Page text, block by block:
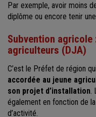
Par exemple, avoir moins
diplôme ou encore tenir
Subvention
agriculteurs (DJA)
C’est le Préfet de région
accordée au jeune
son projet d’installation.
également en fonction de
d’activité.